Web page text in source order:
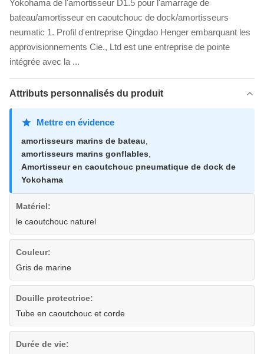
Yokohama de l'amortisseur D1.5 pour l'amarrage de
bateau/amortisseur en caoutchouc de dock/amortisseurs
neumatic 1. Profil d'entreprise Qingdao Henger embarquant les
approvisionnements Cie., Ltd est une entreprise de pointe
intégrée avec la ...
Attributs personnalisés du produit
Mettre en évidence
amortisseurs marins de bateau
amortisseurs marins gonflables
Amortisseur en caoutchouc pneumatique de dock de
Yokohama
Matériel:
le caoutchouc naturel
Couleur:
Gris de marine
Douille protectrice:
Tube en caoutchouc et corde
Durée de vie: